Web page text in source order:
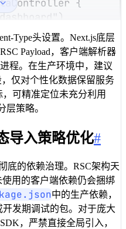
)
< Map String
并行预取，符合RSC服
<UserProfile>
<List<Order>>
<
(v -> Map.of(
, userFuture.join
, orderFuture .
, statsFuture.
Type头设置。Next.js底层
Payload，客户端解析器
程。在生产环境中，建议
仅对个性化数据保留服务
可精准定位未充分利用
层策略。
导入策略优化#
底的依赖治理。RSC架构天
使用的客户端依赖仍会捆绑
中的生产依赖，
开发期调试的包。对于庞大
，严禁直接全局引入，